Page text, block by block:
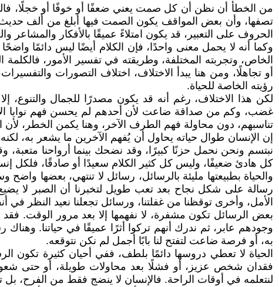
من الخطأ أن نظن أن كل صمت يعني ضعفًا أو خوفًا أو خجلًا،
تصفها، وأن بعض المواقف يكون الصمت فيها أبلغ من ألف حديث،
الحروف على التعبير، قد يكون امتلاءً عميقًا بالأفكار والمشاعر
وكما أنه لا يحمل معنى واحدًا، فإن الكلام أيضًا ليس دائمًا
الخاص، وتجربته المختلفة، وطريقته في تفسير الأمور،
أو تجاهلًا، ومن هنا يبدأ الاختلاف، اختلاف التصورات
رؤيته الخاصة للحياة.
لكن هذا الاختلاف، رغم أنه قد يكون مصدرًا للجمال
غضب، وكم من صداقة ضاعت لأن أحدهم لم يحسن فهم نوايا
تناسبهم، دون محاولة فهم الطرف الآخر، وهنا يكمن الخطر،
إن الإنسان طوال حياته يحاول أن يُفهم الآخرين ما يشعر به،
نبتسم ونحن نحمل حزنًا كبيرًا، وقد نضحك بينما أرواحنا
كل هادئ ضعيفًا، وليس كل كثير الكلام سعيدًا أو صادقًا، فلكل
والحياة بطبيعتها مليئة بالرسائل، رسائل لا تنتهي، بعضها
رسالة على شكل نجاح بعد تعب طويل لتخبرنا أن الصبر لا
الأمل، وأخرى توقظنا من غفلتنا، ورسائل تجعلنا نعيد النظر في
بعض الرسائل تكون مشفرة، لا نفهمها إلا بعد مرور الوقت. فقد
وجودهم عابر، ثم ندرك أنهم تركوا أثرًا عميقًا في حياتنا.
به، أو فرصة ضاعت لتفتح لنا بابًا أجمل لم نكن نتوقعه.
الحياة لا تعطي دروسها دائمًا بلطف، ففي أحيان كثيرة تكون
فقدان شخص عزيز، أو فشلًا بعد محاولات طويلة، أو حتى
لنتعلمه في أوقات الراحة. فالإنسان لا ينضج فقط من الفرح، بل